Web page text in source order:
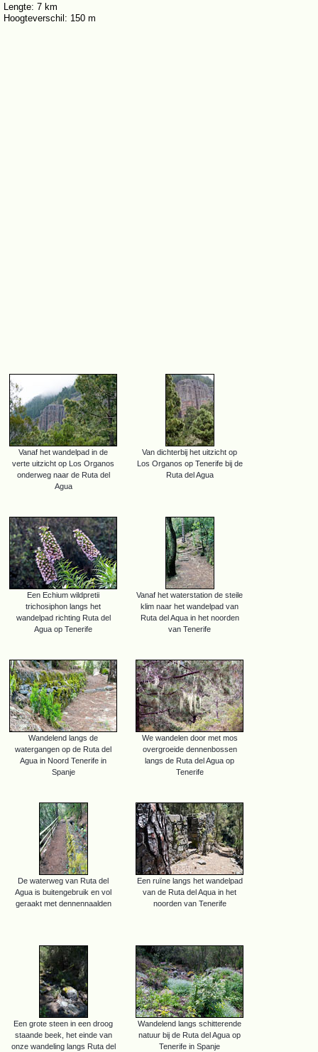
Lengte: 7 km
Hoogteverschil: 150 m
Vanaf het wandelpad in de
verte uitzicht op Los Organos
onderweg naar de Ruta del
Agua
Van dichterbij het uitzicht op
Los Organos op Tenerife bij de
Ruta del Agua
Een Echium wildpretii
trichosiphon langs het
wandelpad richting Ruta del
Agua op Tenerife
Vanaf het waterstation de steile
klim naar het wandelpad van
Ruta del Aqua in het noorden
van Tenerife
Wandelend langs de
watergangen op de Ruta del
Agua in Noord Tenerife in
Spanje
We wandelen door met mos
overgroeide dennenbossen
langs de Ruta del Agua op
Tenerife
De waterweg van Ruta del
Agua is buitengebruik en vol
geraakt met dennennaalden
Een ruïne langs het wandelpad
van de Ruta del Aqua in het
noorden van Tenerife
Een grote steen in een droog
staande beek, het einde van
onze wandeling langs Ruta del
Wandelend langs schitterende
natuur bij de Ruta del Agua op
Tenerife in Spanje